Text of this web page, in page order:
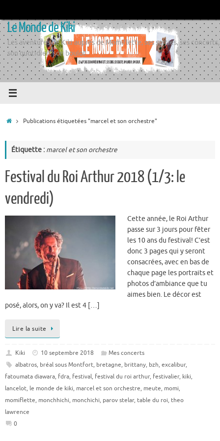
contenu
Le Monde de Kiki
Les aventures de Kiki auprès de Momiflette, ses sorties, ses concerts,
son quotidien, son boulot
AccueilPublications étiquetées "marcel et son orchestre"
Étiquette : marcel et son orchestre
Festival du Roi Arthur 2018 (1/3: le
vendredi)
Cette année, le Roi Arthur
passe sur 3 jours pour fêter
les 10 ans du festival! C’est
donc 3 pages qui y seront
consacrées, avec en bas de
chaque page les portraits et
photos d’ambiance que tu
aimes bien. Le décor est
posé, alors, on y va? Il est 4 […]
Lire la suite
Kiki 10 septembre 2018
Mes concerts
albatros, bréal sous Montfort, bretagne, brittany, bzh, excalibur,
fatoumata diawara, fdra, festival, festival du roi arthur, festivalier, kiki,
lancelot, le monde de kiki, marcel et son orchestre, meute, momi,
momiflette, monchhichi, monchichi, parov stelar, table du roi, theo
lawrence
0